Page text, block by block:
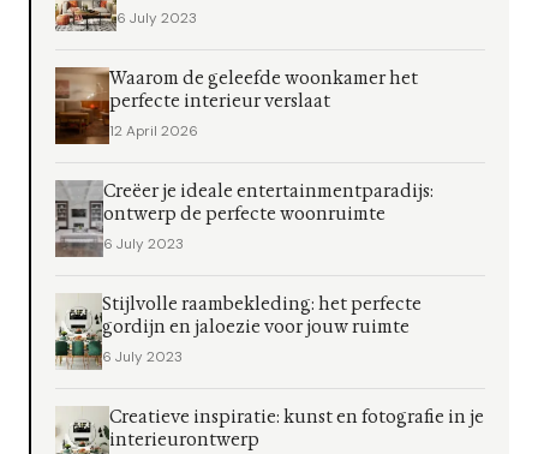
6 July 2023
Waarom de geleefde woonkamer het
perfecte interieur verslaat
12 April 2026
Creëer je ideale entertainmentparadijs:
ontwerp de perfecte woonruimte
6 July 2023
Stijlvolle raambekleding: het perfecte
gordijn en jaloezie voor jouw ruimte
6 July 2023
Creatieve inspiratie: kunst en fotografie in je
interieurontwerp